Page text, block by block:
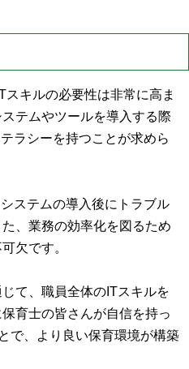
キルの必要性は非常に高ま
テムやツールを導入する際
ラシーを持つことが求めら
ステムの導入後にトラブル
、業務の効率化を図るため
欠です。
て、職員全体のITスキルを
育士の皆さんが自信を持っ
で、より良い保育環境が構築